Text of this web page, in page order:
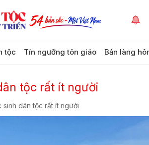
tộc Tín ngưỡng tôn giáo Bản làng
tộc rất ít người
sinh dân tộc rất ít người